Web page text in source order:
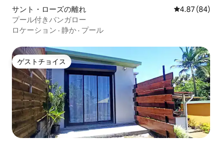
サント・ローズの離れ レビュー84
4.87 (84)
プール付きバンガロー
ロケーション · 静か · プール
ゲストチョイス
ゲストチョイス